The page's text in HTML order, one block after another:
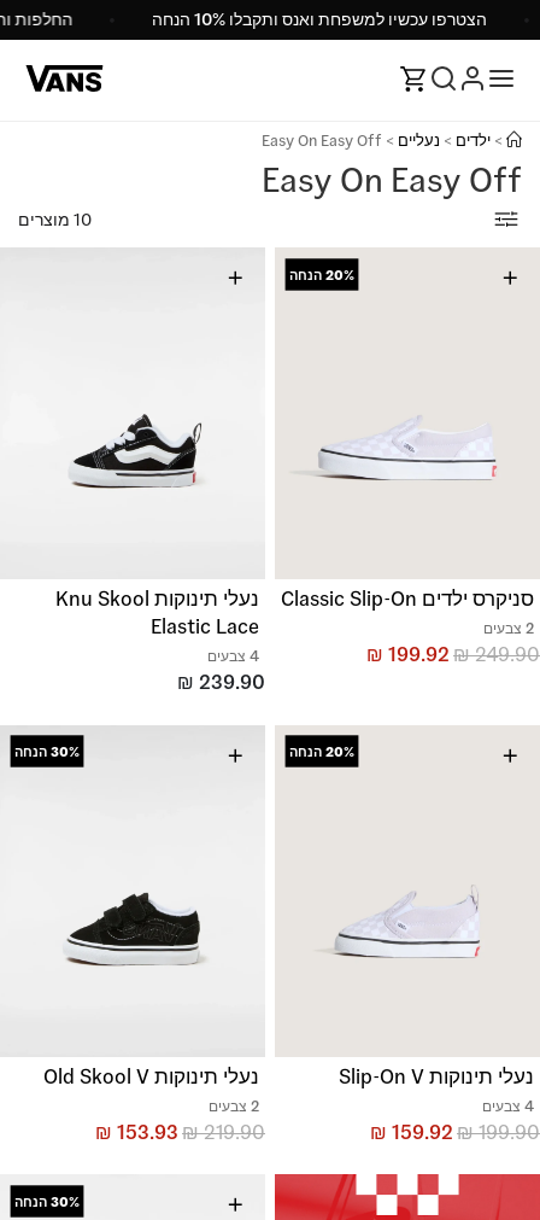
הצטרפו עכשיו למשפחת ואנס ותקבלו 10% הנחה
Easy On Easy Off
> ילדים > נעליים >
Easy On Easy Off
10 מוצרים
+
20% הנחה
סניקרס ילדים Classic Slip-On
2 צבעים
₪249.90
₪ 199.92
+
נעלי תינוקות Knu Skool
Elastic Lace
4 צבעים
₪ 239.90
+
20% הנחה
נעלי תינוקות Slip-On V
4 צבעים
₪199.90
₪ 159.92
+
30% הנחה
נעלי תינוקות Old Skool V
2 צבעים
₪219.90
₪ 153.93
+
30% הנחה